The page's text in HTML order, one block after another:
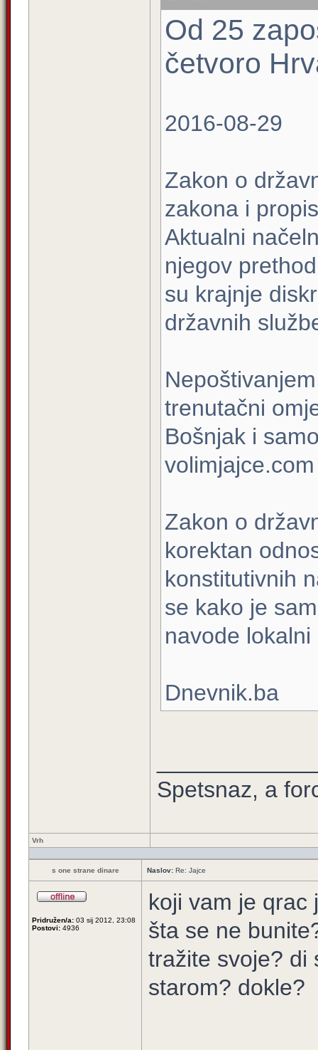
Od 25
četvoro
2016-08-29
Zakon o
zakona i
Aktualni
njegov
su krajnje
državnih
trenutačni
Bošnjak i
volimjajce.com
Zakon o
korektan
konstitutivnih
se kako je
navode
Dnevnik.ba
Spetsnaz, a
Vrh
s one strane dinare Naslov: Re: Jajce
Pridružen/a: 03 sij 2012, 23:08
Postovi: 4936
koji vam je qrac
šta se ne
tražite svoje? di
starom? dokle?